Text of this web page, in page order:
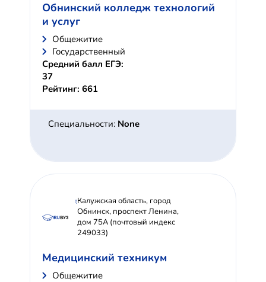
Обнинский колледж технологий
и услуг
Общежитие
Государственный
Средний балл ЕГЭ:
37
Рейтинг: 661
Специальности: None
Калужская область, город
Обнинск, проспект Ленина,
дом 75А (почтовый индекс
249033)
Медицинский техникум
Общежитие